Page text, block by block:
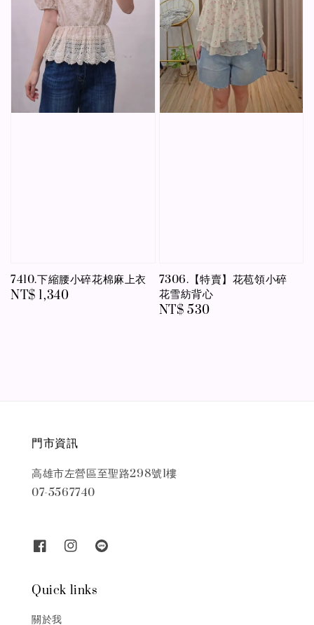
7410.下縮腰小碎花棉麻上衣
Regular
NT$ 1,340
7306.【特賣】花苞領小碎
花雪紡背心
Regular
NT$ 530
門市資訊
高雄市左營區至聖路298號1樓
07-5567740
Quick links
關於我